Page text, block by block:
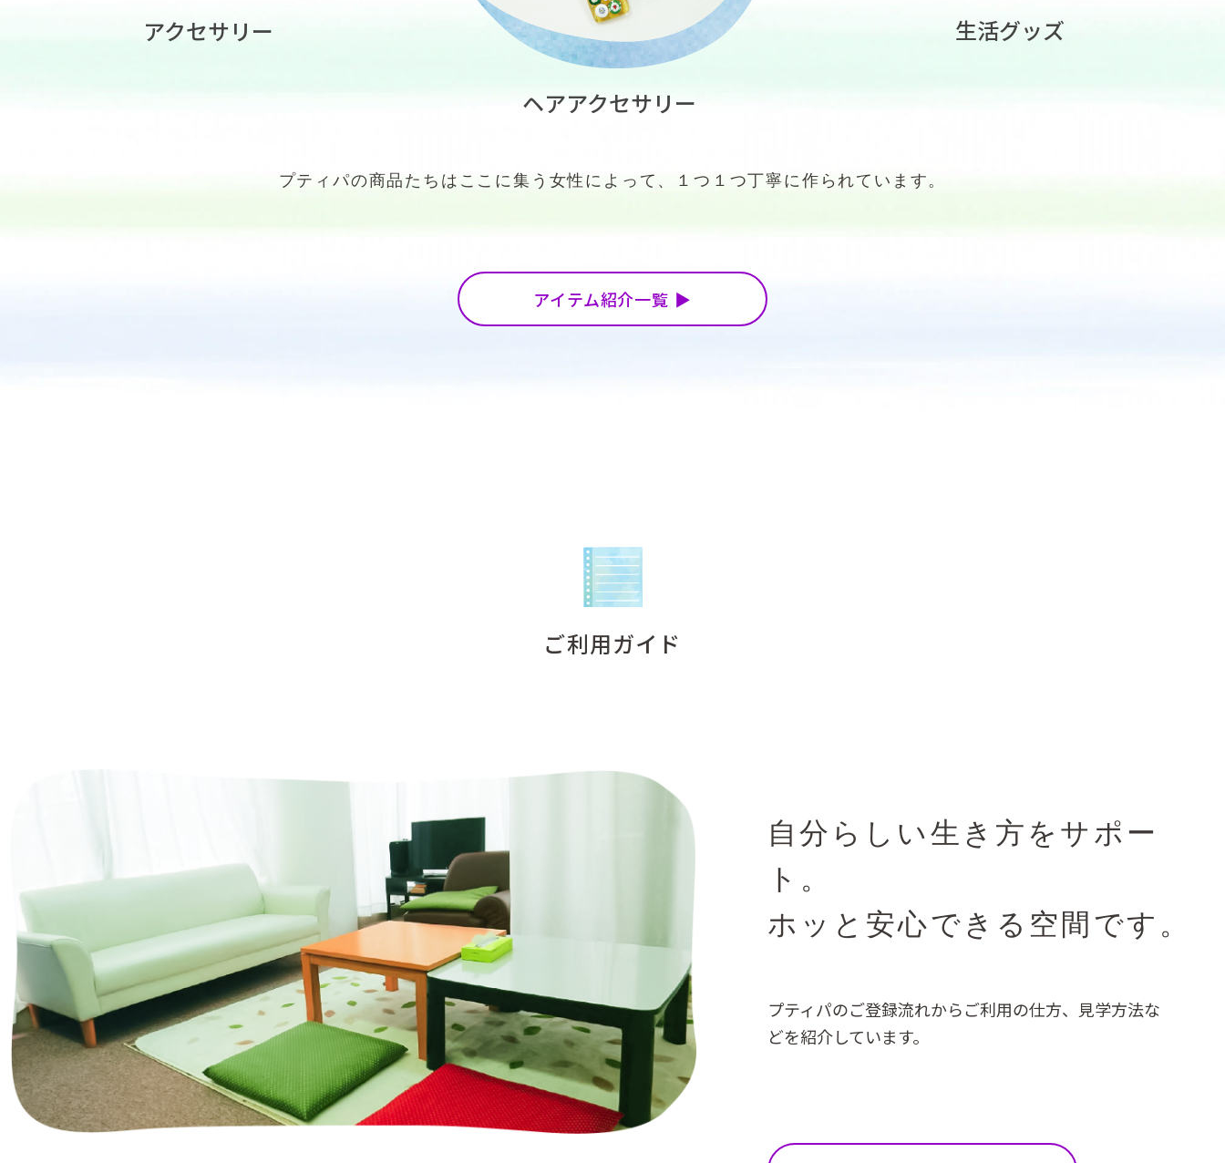
アクセサリー
ヘアアクセサリー
生活グッズ
プティパの商品たちはここに集う女性によって、 １つ１つ丁寧に作られています。
アイテム紹介一覧
ご利用ガイド
自分らしい生き方をサポー
ト。
ホッと安心できる空間です。
プティパのご登録流れからご利用の仕方、見学方法な
どを紹介しています。